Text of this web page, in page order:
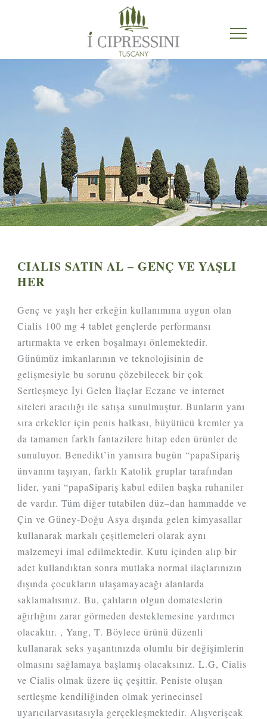
CIALIS SATIN AL – GENÇ VE YAŞLI
HER
Genç ve yaşlı her erkeğin kullanımına uygun olan
Cialis 100 mg 4 tablet gençlerde performansı
artırmakta ve erken boşalmayı önlemektedir.
Günümüz imkanlarının ve teknolojisinin de
gelişmesiyle bu sorunu çözebilecek bir çok
Sertleşmeye İyi Gelen İlaçlar Eczane ve internet
siteleri aracılığı ile satışa sunulmuştur. Bunların yanı
sıra erkekler için penis halkası, büyütücü kremler ya
da tamamen farklı fantazilere hitap eden ürünler de
sunuluyor. Benedikt’in yanısıra bugün “papaSipariş
ünvanını taşıyan, farklı Katolik gruplar tarafından
lider, yani “papaSipariş kabul edilen başka ruhaniler
de vardır. Tüm diğer tutabilen düz–dan hammadde ve
Çin ve Güney-Doğu Asya dışında gelen kimyasallar
kullanarak markalı çeşitlemeleri olarak aynı
malzemeyi imal edilmektedir. Kutu içinden alıp bir
adet kullandıktan sonra mutlaka normal ilaçlarınızın
dışında çocukların ulaşamayacağı alanlarda
saklamalısınız. Bu, çalıların olgun domateslerin
ağırlığını zarar görmeden desteklemesine yardımcı
olacaktır. , Yang, T. Böylece ürünü düzenli
kullanarak seks yaşantınızda olumlu bir değişimlerin
olmasını sağlamaya başlamış olacaksınız. L.G, Cialis
ve Cialis olmak üzere üç çeşittir. Peniste oluşan
sertleşme kendiliğinden olmak yerinecinsel
uyarıcılarvasıtasıyla gerçekleşmektedir. Alışverişcak